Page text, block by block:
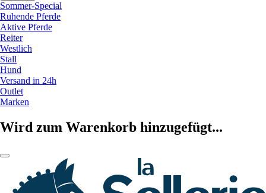
Sommer-Special
Ruhende Pferde
Aktive Pferde
Reiter
Westlich
Stall
Hund
Versand in 24h
Outlet
Marken
Wird zum Warenkorb hinzugefügt...